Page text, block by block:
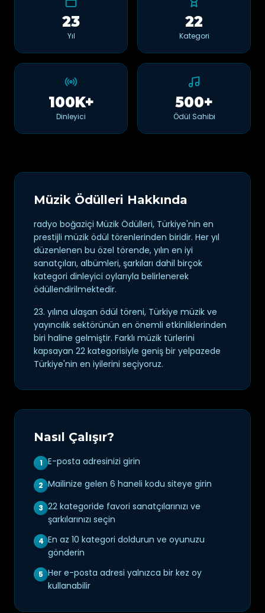
23
Yıl
22
Kategori
100K+
Dinleyici
500+
Ödül Sahibi
Müzik Ödülleri Hakkında
radyo boğaziçi Müzik Ödülleri, Türkiye'nin en
prestijli müzik ödül törenlerinden biridir. Her yıl
düzenlenen bu özel törende, yılın en iyi
sanatçıları, albümleri, şarkıları dahil birçok
kategori dinleyici oylarıyla belirlenerek
ödüllendirilmektedir.
23. yılına ulaşan ödül töreni, Türkiye müzik ve
yayıncılık sektörünün en önemli etkinliklerinden
biri haline gelmiştir. Farklı müzik türlerini
kapsayan 22 kategorisiyle geniş bir yelpazede
Türkiye'nin en iyilerini seçiyoruz.
Nasıl Çalışır?
1 E-posta adresinizi girin
2 Mailinize gelen 6 haneli kodu siteye girin
3 22 kategoride favori sanatçılarınızı ve
şarkılarınızı seçin
4 En az 10 kategori doldurun ve oyunuzu
gönderin
5 Her e-posta adresi yalnızca bir kez oy
kullanabilir